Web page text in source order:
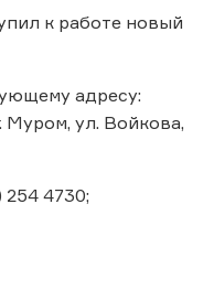
к работе новый
адресу:
Муром, ул. Войкова,
4730;